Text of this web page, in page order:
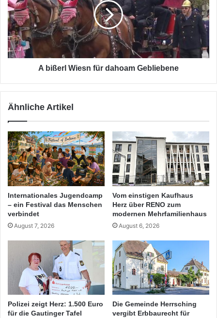
für
dahoam
Gebliebene
A bißerl Wiesn für dahoam Gebliebene
Ähnliche Artikel
Internationales Jugendcamp
– ein Festival das Menschen
verbindet
August 7, 2026
Vom einstigen Kaufhaus
Herz über RENO zum
modernen Mehrfamilienhaus
August 6, 2026
Polizei zeigt Herz: 1.500 Euro
für die Gautinger Tafel
Die Gemeinde Herrsching
vergibt Erbbaurecht für